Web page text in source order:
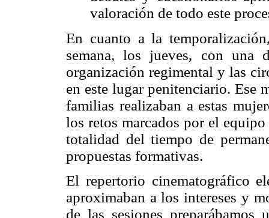
valoración de todo este
En cuanto a la
semana, los jueves, con una
organización regimental y las
en este lugar penitenciario. Ese
familias realizaban a estas
los retos marcados por el
totalidad del tiempo de
propuestas formativas.
El repertorio cinematográfico
aproximaban a los intereses y
de las sesiones preparábamos